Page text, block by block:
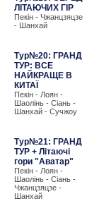
ЛІТАЮЧИХ ГІР
Пекін - Чжанцзяцзе
- Шанхай
Тур№20: ГРАНД
ТУР: ВСЕ
НАЙКРАЩЕ В
КИТАЇ
Пекін - Лоян -
Шаолінь - Сіань -
Шанхай - Сучжоу
Тур№21: ГРАНД
ТУР + Літаючі
гори "Аватар"
Пекін - Лоян -
Шаолінь - Сіань -
Чжанцзяцзе -
Шанхай